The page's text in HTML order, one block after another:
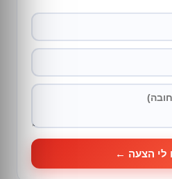
לי הצעה ←